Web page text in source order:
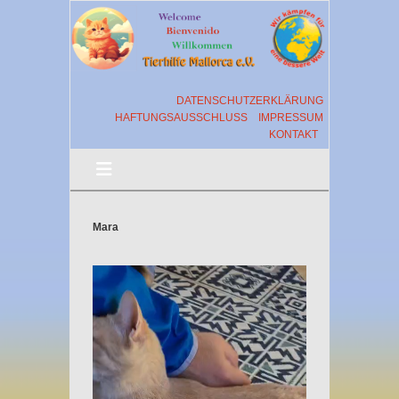
DATENSCHUTZERKLÄRUNG
HAFTUNGSAUSSCHLUSS
IMPRESSUM
KONTAKT
Mara